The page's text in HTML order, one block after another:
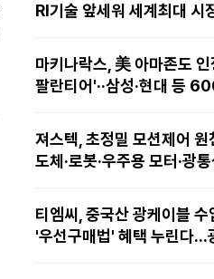
RI기술 앞세워 세계최대 시
마키나락스, 美 아마존도
팔란티어'··삼성·현대 등
져스텍, 초정밀 모션제어
도체·로봇·우주용 모터·광
티엠씨, 중국산 광케이블
'우선구매법' 혜택 누린다...